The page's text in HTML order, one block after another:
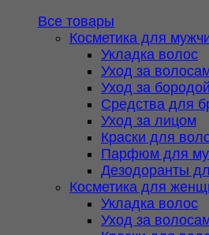
Все товары
Косметика для
Укладка волос
Уход за
Уход за бородой
Средства для
Уход за лицом
Краски для
Парфюм для
Дезодоранты
Косметика для
Укладка волос
Уход за